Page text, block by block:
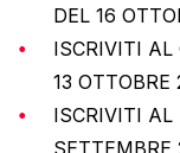
DEL 16
ISCRIVITI AL
13 OTTOBRE
ISCRIVITI AL